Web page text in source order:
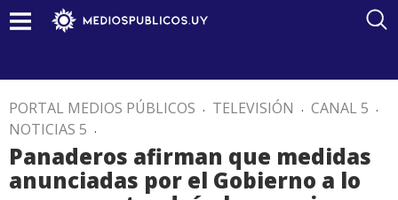
PORTAL MEDIOS PÚBLICOS . TELEVISIÓN . CANAL 5 .
NOTICIAS 5 .
Panaderos afirman que medidas
anunciadas por el Gobierno a lo